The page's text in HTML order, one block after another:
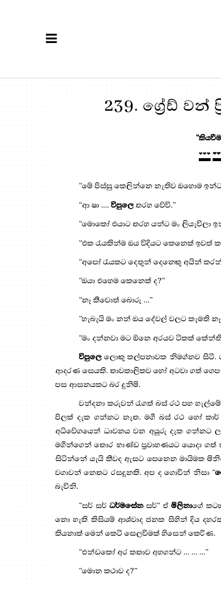
239. ග්‍රේඩ්
❤❤❤
“මේ පිස්සු කෙලින්නෙ නැතිව ඔහොම ඉන්ට
“ආ ෂා .... විපුලෙතරහ වේවි.”
“මොකෝ එයාට තරහ යන්ට මං ලියැවිලා
“එක රැයකින්ම ඔය විදියට කෙනෙක් ඉවත්
“අපෝ රැයකට දෙතුන් දෙනෙකු අයින්
“ඔයා එහෙම කෙනෙක් ද?”
“නෑ කීවොත් බොරු ...”
“හැබැයි මං නන් ඔය දේවල් වලට කැමති
“මං දන්නවා මට ඕනෙ අරයව ටිකක්
විපුලෙ ලොකු කල්පනාවක නිමග්නව සිටී.
ආදරණ සෙයකි. තාවකාලිකව හෝ අටවා ගත්
පස ආසනයකට බර දුනිමි.
වන්දනා කරුවන් රැගත් බස් රථ පහ
පිලක් දැක ගන්නට නැත. මගී බස් රථ හෝ
අධිවේගයෙන් ධාවනය වන අයුරු දැක ගන්නට
මගීන්ගෙන් තොර භාණ්ඩ ප්‍රවාහණයට යොදා
සිටින්නේ යැයි කීවද ඇසට පෙනෙන මායිමක
වගාවන් නෙතට රසදුනකි. අප ද ගොවීන් නිසා “
බැවිනි.
“සර් සර් ධර්මසේනසර්”ඒමිලිනාගේ
නො හැකි කිසියම් ආශ්වාද ජනක සිහින් දිය
කියනාක් මෙන් කෙටි සෙලවීමක් හිසෙන් කෙරිණ.
“එන්ඩකෝ අර කතාව අහගන්ට ... ... ...”
“මොන කථාව ද?”